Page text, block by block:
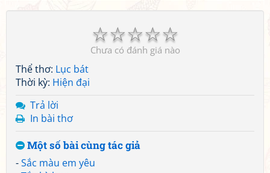
☆
☆
☆
☆
☆
Chưa có đánh giá nào
Thể thơ: Lục bát
Thời kỳ: Hiện đại
Trả lời
In bài thơ
Một số bài cùng tác giả
-Sắc màu em yêu